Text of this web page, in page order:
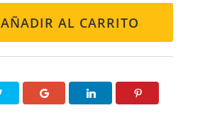
AÑADIR AL CARRITO